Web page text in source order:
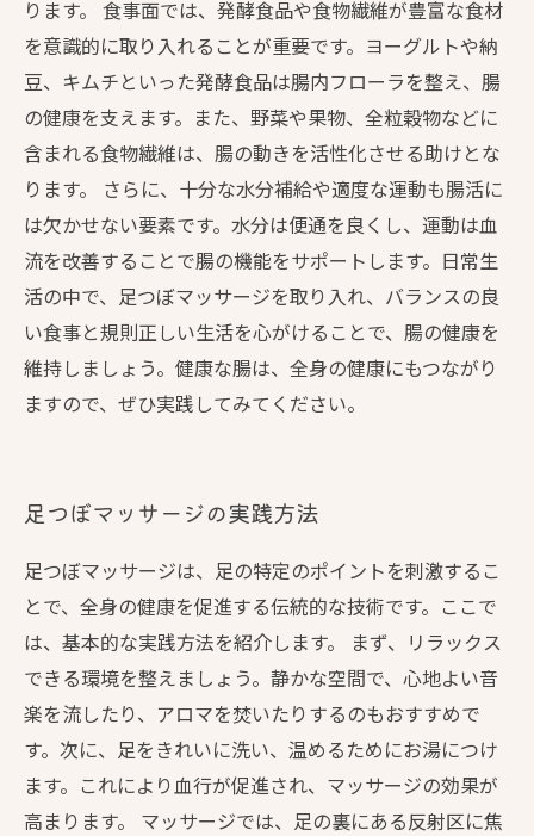
ります。 食事面では、発酵食品や食物繊維が豊富な食材
を意識的に取り入れることが重要です。ヨーグルトや納
豆、キムチといった発酵食品は腸内フローラを整え、腸
の健康を支えます。また、野菜や果物、全粒穀物などに
含まれる食物繊維は、腸の動きを活性化させる助けとな
ります。 さらに、十分な水分補給や適度な運動も腸活に
は欠かせない要素です。水分は便通を良くし、運動は血
流を改善することで腸の機能をサポートします。日常生
活の中で、足つぼマッサージを取り入れ、バランスの良
い食事と規則正しい生活を心がけることで、腸の健康を
維持しましょう。健康な腸は、全身の健康にもつながり
ますので、ぜひ実践してみてください。
足つぼマッサージの実践方法
足つぼマッサージは、足の特定のポイントを刺激するこ
とで、全身の健康を促進する伝統的な技術です。ここで
は、基本的な実践方法を紹介します。 まず、リラックス
できる環境を整えましょう。静かな空間で、心地よい音
楽を流したり、アロマを焚いたりするのもおすすめで
す。次に、足をきれいに洗い、温めるためにお湯につけ
ます。これにより血行が促進され、マッサージの効果が
高まります。 マッサージでは、足の裏にある反射区に焦